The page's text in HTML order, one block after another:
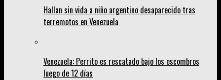
Hallan sin vida a niño argentino desaparecido tras
terremotos en Venezuela
Venezuela: Perrito es rescatado bajo los escombros
luego de 12 días